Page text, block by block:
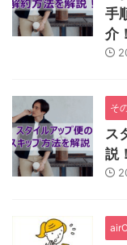
手
介！
そ
ス
説